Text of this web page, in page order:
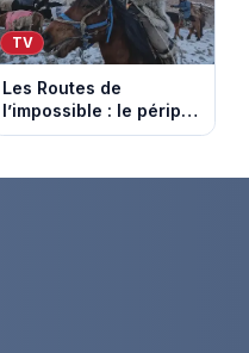
TV
Les Routes de
l’impossible : le périple
glacial d’une famille